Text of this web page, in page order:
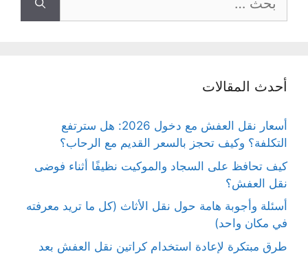
عن:
أحدث المقالات
أسعار نقل العفش مع دخول 2026: هل سترتفع
التكلفة؟ وكيف تحجز بالسعر القديم مع الرحاب؟
كيف تحافظ على السجاد والموكيت نظيفًا أثناء فوضى
نقل العفش؟
أسئلة وأجوبة هامة حول نقل الأثاث (كل ما تريد معرفته
في مكان واحد)
طرق مبتكرة لإعادة استخدام كراتين نقل العفش بعد